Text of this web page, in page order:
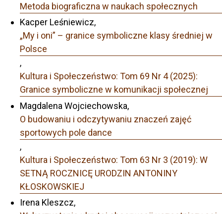
Metoda biograficzna w naukach społecznych
Kacper Leśniewicz,
„My i oni” – granice symboliczne klasy średniej w
Polsce
,
Kultura i Społeczeństwo: Tom 69 Nr 4 (2025):
Granice symboliczne w komunikacji społecznej
Magdalena Wojciechowska,
O budowaniu i odczytywaniu znaczeń zajęć
sportowych pole dance
,
Kultura i Społeczeństwo: Tom 63 Nr 3 (2019): W
SETNĄ ROCZNICĘ URODZIN ANTONINY
KŁOSKOWSKIEJ
Irena Kleszcz,